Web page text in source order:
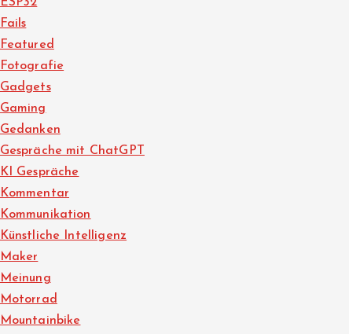
Fails
Featured
Fotografie
Gadgets
Gaming
Gedanken
Gespräche mit ChatGPT
KI Gespräche
Kommentar
Kommunikation
Künstliche Intelligenz
Maker
Meinung
Motorrad
Mountainbike